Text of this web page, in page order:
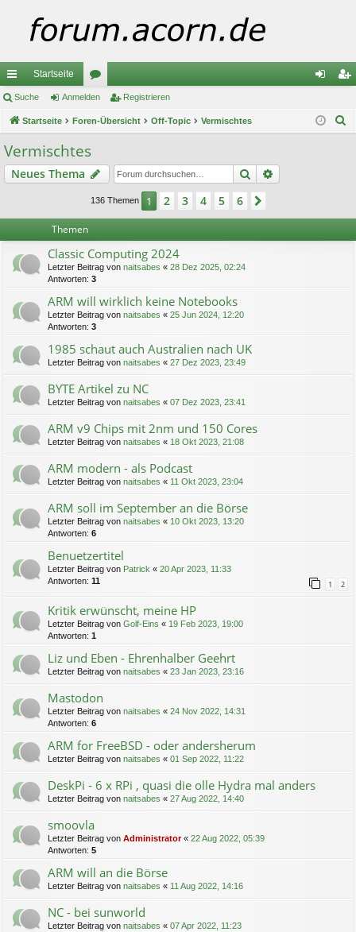
ch
ne
llz
ug
Startseite
or
en m ist
Suche Anmelden Registrieren
Startseite Foren-Übersicht Off-Topic Vermischtes
Vermischtes
Neues Thema Suche
136 Themen 1 2 3 4 5 6
Themen
Classic Computing 2024
Letzter Beitrag von naitsabes « 28 Dez 2025, 02:24
Antworten: 3
ARM will wirklich keine Notebooks
Letzter Beitrag von naitsabes « 25 Jun 2024, 12:20
Antworten: 3
1985 schaut auch Australien nach UK
Letzter Beitrag von naitsabes « 27 Dez 2023, 23:49
BYTE Artikel zu NC
Letzter Beitrag von naitsabes « 07 Dez 2023, 23:41
ARM v9 Chips mit 2nm und 150 Cores
Letzter Beitrag von naitsabes « 18 Okt 2023, 21:08
ARM modern - als Podcast
Letzter Beitrag von naitsabes « 11 Okt 2023, 23:04
ARM soll im September an die Börse
Letzter Beitrag von naitsabes « 10 Okt 2023, 13:20
Antworten: 6
Benuetzertitel
Letzter Beitrag von Patrick « 20 Apr 2023, 11:33
Antworten: 11 1 2
Kritik erwünscht, meine HP
Letzter Beitrag von Golf-Eins « 19 Feb 2023, 19:00
Antworten: 1
Liz und Eben - Ehrenhalber Geehrt
Letzter Beitrag von naitsabes « 23 Jan 2023, 23:16
Mastodon
Letzter Beitrag von naitsabes « 24 Nov 2022, 14:31
Antworten: 6
ARM for FreeBSD - oder andersherum
Letzter Beitrag von naitsabes « 01 Sep 2022, 11:22
DeskPi - 6 x RPi , quasi die olle Hydra mal anders
Letzter Beitrag von naitsabes « 27 Aug 2022, 14:40
smoovla
Letzter Beitrag von Administrator« 22 Aug 2022, 05:39
Antworten: 5
ARM will an die Börse
Letzter Beitrag von naitsabes « 11 Aug 2022, 14:16
NC - bei sunworld
Letzter Beitrag von naitsabes « 07 Apr 2022, 11:23